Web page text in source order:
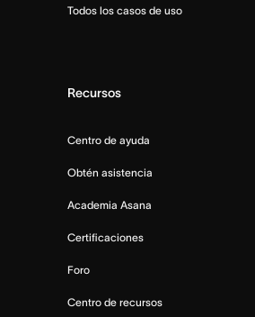
Todos los casos de uso
Recursos
Centro de ayuda
Obtén asistencia
Academia Asana
Certificaciones
Foro
Centro de recursos